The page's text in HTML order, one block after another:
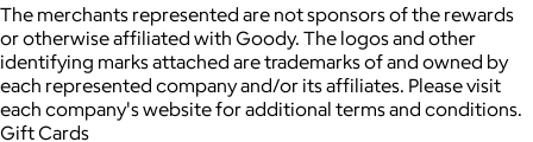
The merchants represented are not sponsors of the rewards
or otherwise affiliated with Goody. The logos and other
identifying marks attached are trademarks of and owned by
each represented company and/or its affiliates. Please visit
each company's website for additional terms and conditions.
Gift Cards